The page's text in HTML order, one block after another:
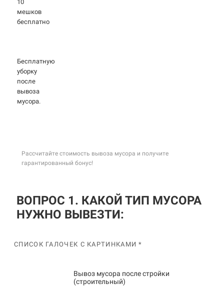
10
мешков
бесплатно
Бесплатную
уборку
после
вывоза
мусора.
Рассчитайте стоимость вывоза мусора и получите
гарантированный бонус!
ВОПРОС 1. КАКОЙ ТИП МУСОРА
НУЖНО ВЫВЕЗТИ:
СПИСОК ГАЛОЧЕК С КАРТИНКАМИ *
Вывоз мусора после стройки
(строительный)